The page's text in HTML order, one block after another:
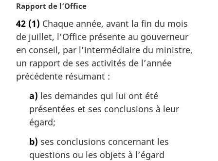
g
i
n
a
l
e
:
N
t
e
m
a
g
Rapport de l’Office
42 (1) Chaque année, avant la fin du mois
de juillet, l’Office présente au gouverneur
en conseil, par l’intermédiaire du ministre,
un rapport de ses activités de l’année
précédente résumant :
a) les demandes qui lui ont été
présentées et ses conclusions à leur
égard;
b) ses conclusions concernant les
questions ou les objets à l’égard